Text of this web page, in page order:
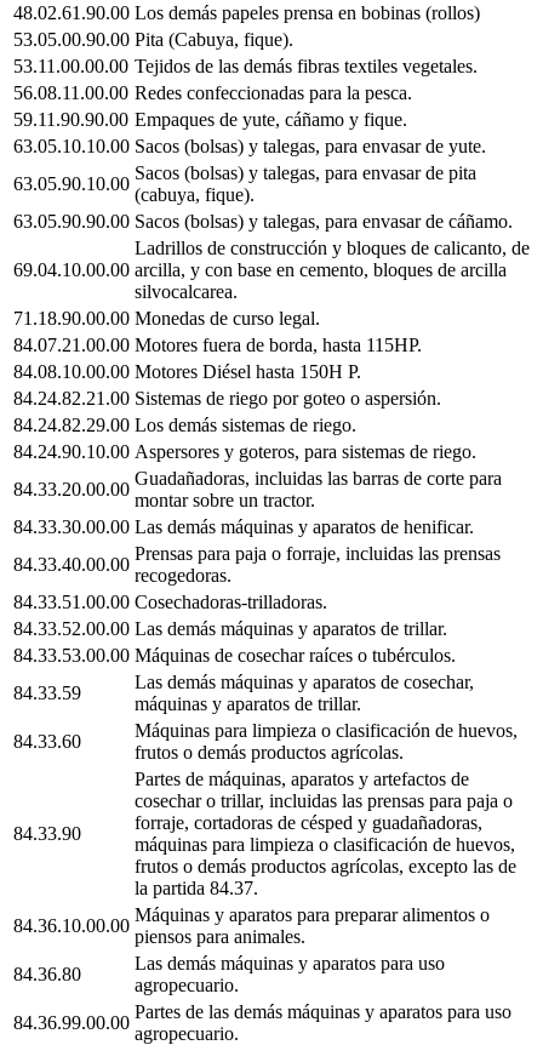
48.02.61.90.00 Los demás papeles prensa en bobinas (rollos)
53.05.00.90.00 Pita (Cabuya, fique).
53.11.00.00.00 Tejidos de las demás fibras textiles vegetales.
56.08.11.00.00 Redes confeccionadas para la pesca.
59.11.90.90.00 Empaques de yute, cáñamo y fique.
63.05.10.10.00 Sacos (bolsas) y talegas, para envasar de yute.
63.05.90.10.00
Sacos (bolsas) y talegas, para envasar de pita
(cabuya, fique).
63.05.90.90.00 Sacos (bolsas) y talegas, para envasar de cáñamo.
69.04.10.00.00
Ladrillos de construcción y bloques de calicanto, de
arcilla, y con base en cemento, bloques de arcilla
silvocalcarea.
71.18.90.00.00 Monedas de curso legal.
84.07.21.00.00 Motores fuera de borda, hasta 115HP.
84.08.10.00.00 Motores Diésel hasta 150H P.
84.24.82.21.00 Sistemas de riego por goteo o aspersión.
84.24.82.29.00 Los demás sistemas de riego.
84.24.90.10.00 Aspersores y goteros, para sistemas de riego.
84.33.20.00.00
Guadañadoras, incluidas las barras de corte para
montar sobre un tractor.
84.33.30.00.00 Las demás máquinas y aparatos de henificar.
84.33.40.00.00
Prensas para paja o forraje, incluidas las prensas
recogedoras.
84.33.51.00.00 Cosechadoras-trilladoras.
84.33.52.00.00 Las demás máquinas y aparatos de trillar.
84.33.53.00.00 Máquinas de cosechar raíces o tubérculos.
84.33.59
Las demás máquinas y aparatos de cosechar,
máquinas y aparatos de trillar.
84.33.60
Máquinas para limpieza o clasificación de huevos,
frutos o demás productos agrícolas.
84.33.90
Partes de máquinas, aparatos y artefactos de
cosechar o trillar, incluidas las prensas para paja o
forraje, cortadoras de césped y guadañadoras,
máquinas para limpieza o clasificación de huevos,
frutos o demás productos agrícolas, excepto las de
la partida 84.37.
84.36.10.00.00
Máquinas y aparatos para preparar alimentos o
piensos para animales.
84.36.80
Las demás máquinas y aparatos para uso
agropecuario.
84.36.99.00.00
Partes de las demás máquinas y aparatos para uso
agropecuario.